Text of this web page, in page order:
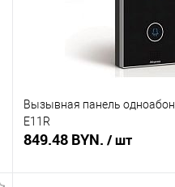
Вызывная панель
E11R
849.48 BYN. / шт